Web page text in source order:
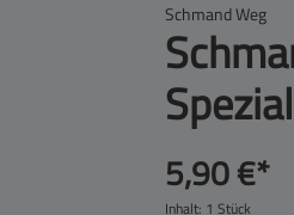
Schmand Weg
5,90 €*
Inhalt: 1 Stück